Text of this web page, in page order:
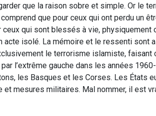
que la raison sobre et simple. Or le
que pour ceux qui ont perdu un
qui sont blessés à vie, physiquement
acte isolé. La mémoire et le ressenti sont
le terrorisme islamiste,
l’extrême gauche dans les années
les Basques et les Corses. Les États
mesures militaires. Mal nommer, il est